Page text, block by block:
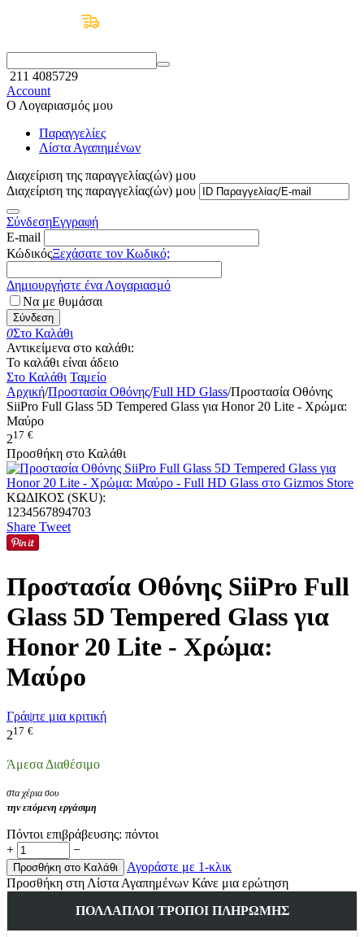
211 4085729
Account
Ο Λογαριασμός μου
Παραγγελίες
Λίστα Αγαπημένων
Διαχείριση της παραγγελίας(ών) μου
Διαχείριση της παραγγελίας(ών) μου
ΣύνδεσηΕγγραφή
E-mail
ΚώδικόςΞεχάσατε τον Κωδικό;
Δημιουργήστε ένα Λογαριασμό
Να με θυμάσαι
Σύνδεση
0Στο Καλάθι
Αντικείμενα στο καλάθι:
Το καλάθι είναι άδειο
Στο Καλάθι Ταμείο
Αρχική/Προστασία Οθόνης/Full HD Glass/Προστασία Οθόνης
SiiPro Full Glass 5D Tempered Glass για Honor 20 Lite - Χρώμα:
Μαύρο
217 €
Προσθήκη στο Καλάθι
ΚΩΔΙΚΟΣ (SKU):
1234567894703
Share Tweet
Προστασία Οθόνης SiiPro Full
Glass 5D Tempered Glass για
Honor 20 Lite - Χρώμα:
Μαύρο
Γράψτε μια κριτική
217 €
Άμεσα Διαθέσιμο
στα χέρια σου
την επόμενη εργάσιμη
Πόντοι επιβράβευσης: πόντοι
+
−
Προσθήκη στο Καλάθι
Αγοράστε με 1-κλικ
Προσθήκη στη Λίστα Αγαπημένων Κάνε μια ερώτηση
ΠΟΛΛΑΠΛΟΊ ΤΡΌΠΟΙ ΠΛΗΡΩΜΉΣ